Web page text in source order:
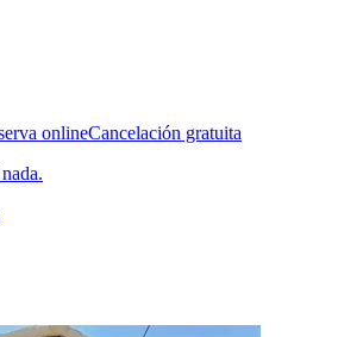
onlineCancelación gratuita